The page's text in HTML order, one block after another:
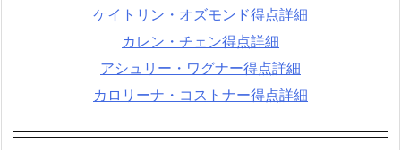
ケイトリン・オズモンド得点詳細
カレン・チェン得点詳細
アシュリー・ワグナー得点詳細
カロリーナ・コストナー得点詳細